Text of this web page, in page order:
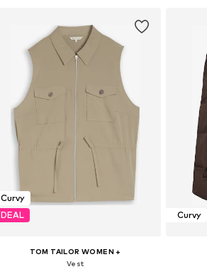
Curvy
DEAL
TOM TAILOR WOMEN +
Vest
Curvy